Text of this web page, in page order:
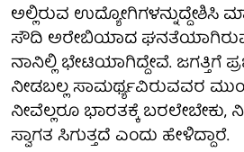
ಅಲ್ಲಿರುವ
ಸೌದಿ ಅರೇಬಿಯಾದ
ನಾನಿಲ್ಲಿ ಭೇಟಿಯಾಗಿದ್ದೇವೆ. ಜಗತ್ತಿಗೆ
ನೀಡಬಲ್ಲ ಸಾಮರ್ಥ್ಯವಿರುವವರ
ನೀವೆಲ್ಲರೂ ಭಾರತಕ್ಕೆ
ಸ್ವಾಗತ ಸಿಗುತ್ತದೆ ಎಂದು ಹೇಳಿದ್ದಾರೆ.